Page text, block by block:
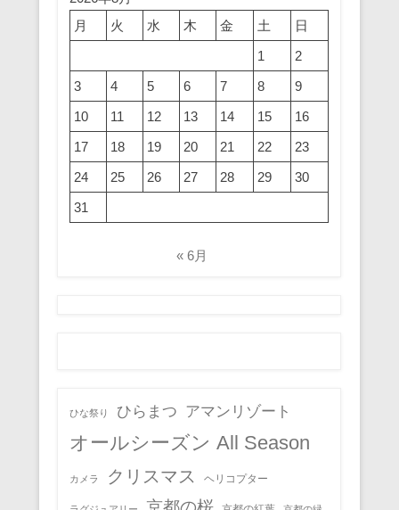
月
火 水 木 金 土
日
1
2
3
4 5 6 7 8
9
10
11 12 13 14 15
16
17
18 19 20 21 22
23
24
25 26 27 28 29
30
31
« 6月
ひな祭り ひらまつ アマンリゾート
オールシーズン All Season
カメラ クリスマス ヘリコプター